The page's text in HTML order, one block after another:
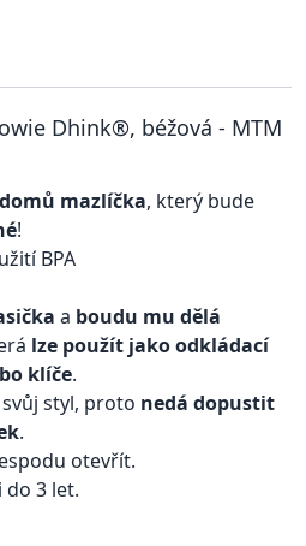
Dhink®, béžová - MTM
mazlíčka, který bude
!
BPA
a boudu mu dělá
lze použít jako odkládací
klíče.
styl, proto nedá dopustit
.
otevřít.
3 let.